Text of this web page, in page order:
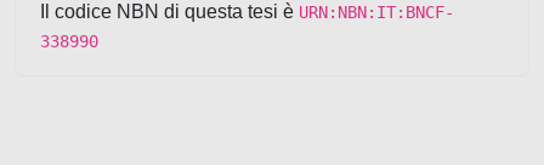
Il codice NBN di questa tesi è URN:NBN:IT:BNCF-
338990